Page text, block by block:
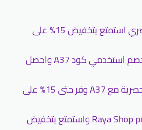
كوبون خصم Aiza الحصري استمتع بتخفيض 15% على
يوفر متجر Aiza أكواد خصم استخدمي كود A37 واحصل
تخفيضات متجر Aiza الحصرية مع A37 وفر حتى 15% على
أفضل Raya Shop promo code 15% واستمتع بتخفيض